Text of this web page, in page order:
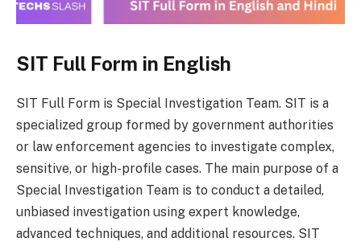
SIT Full Form in English
SIT Full Form is Special Investigation Team. SIT is a
specialized group formed by government authorities
or law enforcement agencies to investigate complex,
sensitive, or high-profile cases. The main purpose of a
Special Investigation Team is to conduct a detailed,
unbiased investigation using expert knowledge,
advanced techniques, and additional resources. SIT